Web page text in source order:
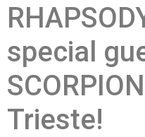
special
Trieste!